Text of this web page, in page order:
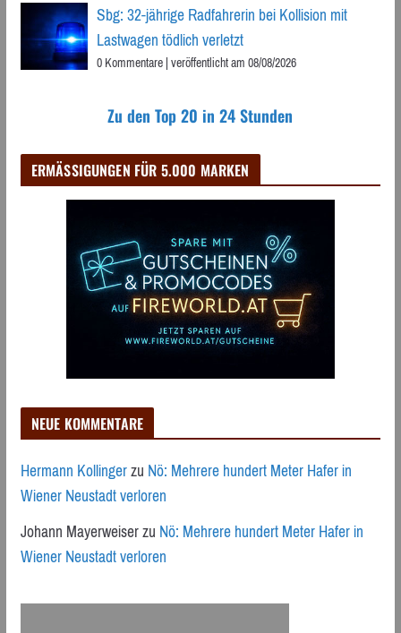
Sbg: 32-jährige Radfahrerin bei Kollision mit
Lastwagen tödlich verletzt
0 Kommentare|veröffentlicht am 08/08/2026
Zu den Top 20 in 24 Stunden
ERMÄSSIGUNGEN FÜR 5.000 MARKEN
NEUE KOMMENTARE
Hermann KollingerzuNö: Mehrere hundert Meter Hafer in
Wiener Neustadt verloren
Johann MayerweiserzuNö: Mehrere hundert Meter Hafer in
Wiener Neustadt verloren